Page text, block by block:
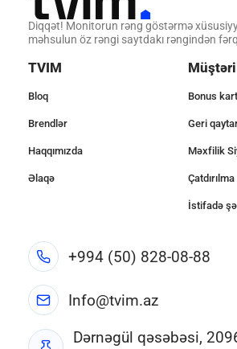
Diqqət! Monitorun rəng göstərmə
məhsulun öz rəngi saytdakı rəngindən
TVIM
Bloq
Brendlər
Haqqımızda
Əlaqə
Bonus
Geri
Məxfilik
İstifadə
+994 (50) 828-08-88
Info@tvim.az
Dərnəgül qəsəbəsi,